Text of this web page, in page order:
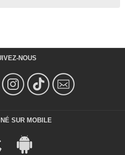
NOUS
SUR MOBILE